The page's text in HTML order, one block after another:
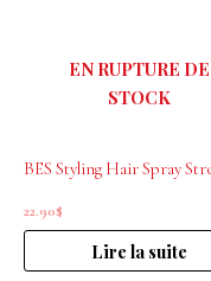
EN RUPTURE DE
STOCK
22.90$
Lire la suite